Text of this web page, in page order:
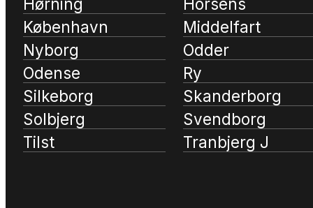
Hørning
Horsens
København
Middelfart
Nyborg
Odder
Odense
Ry
Silkeborg
Skanderborg
Solbjerg
Svendborg
Tilst
Tranbjerg J